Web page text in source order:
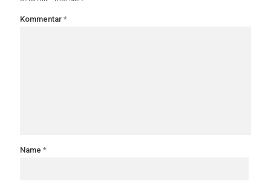
Kommentar *
Name *